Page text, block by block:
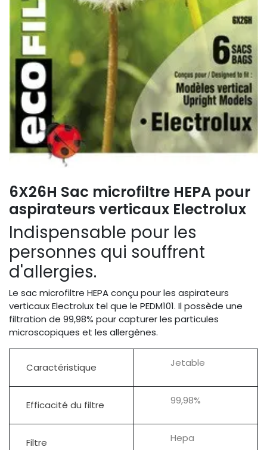
6X26H Sac microfiltre HEPA pour
aspirateurs verticaux Electrolux
Indispensable pour les
personnes qui souffrent
d'allergies.
Le sac microfiltre HEPA conçu pour les aspirateurs
verticaux Electrolux tel que le PEDM101. Il possède une
filtration de 99,98% pour capturer les particules
microscopiques et les allergènes.
Caractéristique Jetable
Efficacité du filtre 99,98%
Filtre Hepa